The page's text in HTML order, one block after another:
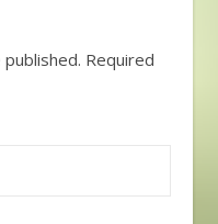
Required